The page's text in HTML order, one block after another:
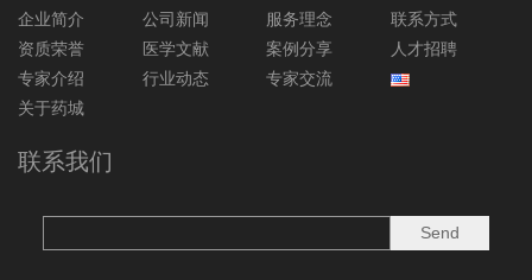
企业简介
资质荣誉
专家介绍
关于药城
公司新闻
医学文献
行业动态
服务理念
案例分享
专家交流
联系方式
人才招聘
联系我们